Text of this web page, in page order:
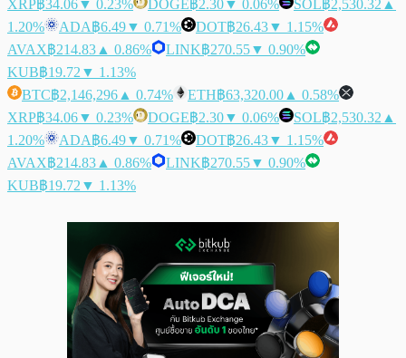
XRP฿34.06▼ 0.23% DOGE฿2.30▼ 0.06% SOL฿2,530.32 ▲
1.20%
ADA฿6.49▼ 0.71% DOT฿26.43▼ 1.15%
AVAX฿214.83 ▲ 0.86% LINK฿270.55▼ 0.90%
KUB฿19.72 ▼ 1.13%
BTC฿2,146,296 ▲ 0.74% ETH฿63,320.00 ▲ 0.58%
XRP฿34.06▼ 0.23% DOGE฿2.30▼ 0.06% SOL฿2,530.32 ▲
1.20%
ADA฿6.49▼ 0.71% DOT฿26.43▼ 1.15%
AVAX฿214.83 ▲ 0.86% LINK฿270.55▼ 0.90%
KUB฿19.72 ▼ 1.13%